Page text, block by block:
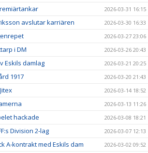
2026-03-31 16:15
avslutar karriären 2026-03-30 16:33
2026-03-27 23:06
i DM 2026-03-26 20:43
Eskils damlag 2026-03-21 20:25
1917 2026-03-20 21:43
2026-03-14 18:52
2026-03-13 11:26
hackade 2026-03-08 18:21
Division 2-lag 2026-03-07 12:13
A-kontrakt med Eskils dam 2026-03-02 09:52